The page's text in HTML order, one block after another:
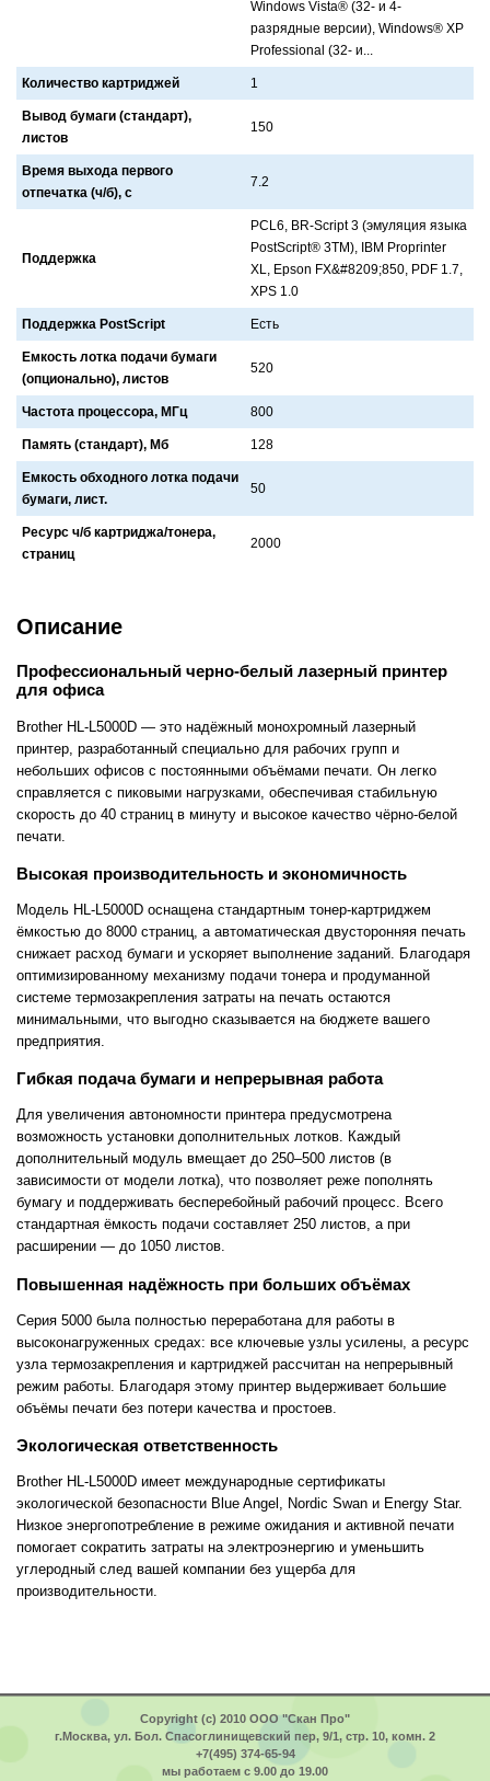
Windows Vista® (32- и 4-
рaзрядные версии), Windows® XP
Professional (32- и...
Количество картриджей 1
Вывод бумаги (стандарт),
листов
150
Время выхода первого
отпечатка (ч/б), с
7.2
Поддержка
PCL6, BR-Script 3 (эмуляция языкa
PostScript® 3TM), IBM Proprinter
XL, Epson FX&#8209;850, PDF 1.7,
XPS 1.0
Поддержка PostScript Есть
Емкость лотка подачи бумаги
(опционально), листов
520
Частота процессора, МГц 800
Память (стандарт), Мб 128
Емкость обходного лотка подачи
бумаги, лист.
50
Ресурс ч/б картриджа/тонера,
страниц
2000
Описание
Профессиональный черно-белый лазерный принтер
для офиса
Brother HL-L5000D — это надёжный монохромный лазерный
принтер, разработанный специально для рабочих групп и
небольших офисов с постоянными объёмами печати. Он легко
справляется с пиковыми нагрузками, обеспечивая стабильную
скорость до 40 страниц в минуту и высокое качество чёрно-белой
печати.
Высокая производительность и экономичность
Модель HL-L5000D оснащена стандартным тонер-картриджем
ёмкостью до 8000 страниц, а автоматическая двусторонняя печать
снижает расход бумаги и ускоряет выполнение заданий. Благодаря
оптимизированному механизму подачи тонера и продуманной
системе термозакрепления затраты на печать остаются
минимальными, что выгодно сказывается на бюджете вашего
предприятия.
Гибкая подача бумаги и непрерывная работа
Для увеличения автономности принтера предусмотрена
возможность установки дополнительных лотков. Каждый
дополнительный модуль вмещает до 250–500 листов (в
зависимости от модели лотка), что позволяет реже пополнять
бумагу и поддерживать бесперебойный рабочий процесс. Всего
стандартная ёмкость подачи составляет 250 листов, а при
расширении — до 1050 листов.
Повышенная надёжность при больших объёмах
Серия 5000 была полностью переработана для работы в
высоконагруженных средах: все ключевые узлы усилены, а ресурс
узла термозакрепления и картриджей рассчитан на непрерывный
режим работы. Благодаря этому принтер выдерживает большие
объёмы печати без потери качества и простоев.
Экологическая ответственность
Brother HL-L5000D имеет международные сертификаты
экологической безопасности Blue Angel, Nordic Swan и Energy Star.
Низкое энергопотребление в режиме ожидания и активной печати
помогает сократить затраты на электроэнергию и уменьшить
углеродный след вашей компании без ущерба для
производительности.
Copyright (c) 2010 ООО "Скан Про"
г.Москва, ул. Бол. Спасоглинищевский пер, 9/1, стр. 10, комн. 2
+7(495) 374-65-94
мы работаем с 9.00 до 19.00